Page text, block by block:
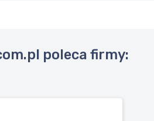
poleca firmy: